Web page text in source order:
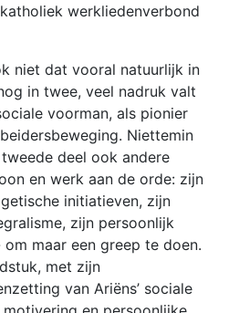
werkliedenverbond
niet dat vooral natuurlijk in
in twee, veel nadruk valt
voorman, als pionier
Niettemin
deel ook andere
en werk aan de orde: zijn
initiatieven, zijn
zijn persoonlijk
maar een greep te doen.
met zijn
van Ariëns’ sociale